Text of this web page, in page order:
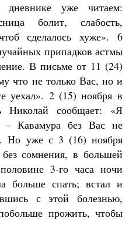
уже читаем:
болит, слабость,
сделалось хуже». 6
припадков астмы
В письме от 11 (24)
что не только Вас, но и
уехал». 2 (15) ноября в
Николай сообщает: «Я
– Кавамура без Вас не
Но уже с 3 (16) ноября
сомнения, в большей
3-го часа ночи
больше спать; встал и
с этой болезнью,
прожить, чтобы